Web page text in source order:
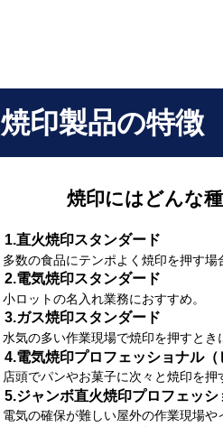
焼印製品の特徴
焼印にはどんな
1.直火焼印スタンダード
多数の食品にテンポよく焼印を押す場
2.電気焼印スタンダード
小ロットの名入れ業務におすすめ。
3.ガス焼印スタンダード
水気の多い作業現場で焼印を押すとき
4.電気焼印プロフェッショナル（
店頭でパンやお菓子に次々と焼印を押
5.ジャンボ直火焼印プロフェッシ
電気の確保が難しい屋外の作業現場や